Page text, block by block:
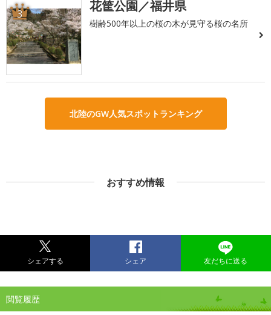
3 花筐公園／福井県
樹齢500年以上の桜の木が見守る桜の名所
北陸のGW人気スポットランキング
おすすめ情報
シェアする シェア 友だちに送る
閲覧履歴